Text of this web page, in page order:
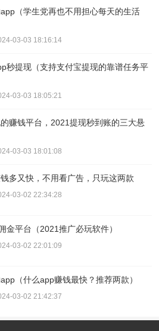
（学生党再也不用担心每天的生活
03-03 18:16:14
秒提现（支持支付宝提现的靠谱任务平
03-03 18:05:21
赚钱平台，2021提现秒到账的三大悬
03-03 18:01:08
多又快，不用看广告，只玩这两款
03-02 22:34:28
金平台（2021推广必玩软件）
03-02 22:01:09
（什么app赚钱最快？推荐两款）
03-02 21:42:37